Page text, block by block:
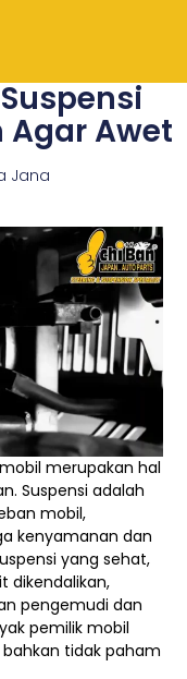
Agar Awet
Jana
merupakan hal
Suspensi adalah
mobil,
kenyamanan dan
yang sehat,
dikendalikan,
pengemudi dan
pemilik mobil
tidak paham